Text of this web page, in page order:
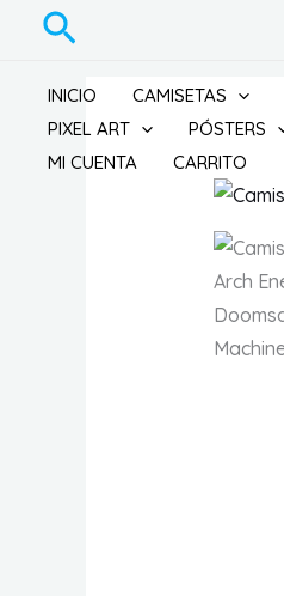
contenido
Buscar
INICIO CAMISETAS
PIXEL ART
PÓSTERS
MI CUENTA
CARRITO